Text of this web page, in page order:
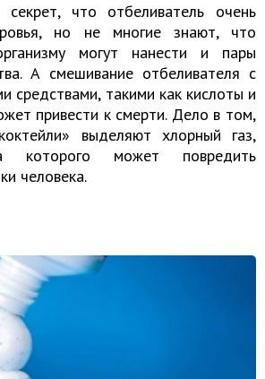
что отбеливатель очень
но не многие знают, что
могут нанести и пары
А смешивание отбеливателя с
средствами, такими как кислоты и
привести к смерти. Дело в том,
выделяют хлорный газ,
которого может повредить
человека.